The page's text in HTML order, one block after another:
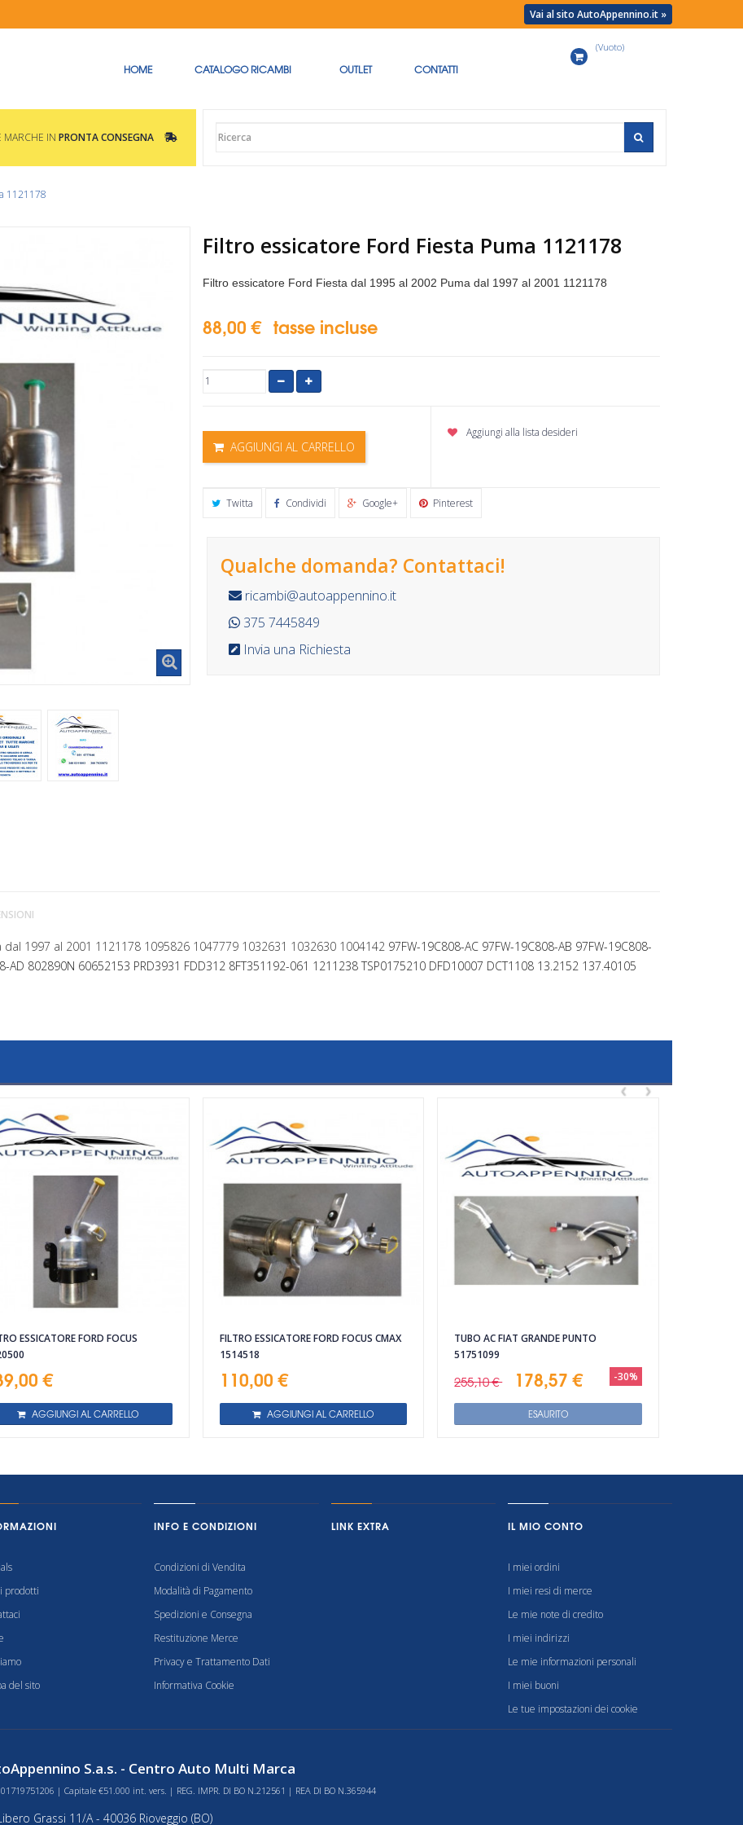
Vai al sito AutoAppennino.it »
HOME CATALOGO RICAMBI OUTLET CONTATTI
(Vuoto)
MARCHE IN PRONTA CONSEGNA
1121178
Filtro essicatore Ford Fiesta Puma 1121178
Filtro essicatore Ford Fiesta dal 1995 al 2002 Puma dal 1997 al 2001 1121178
88,00 € tasse incluse
AGGIUNGI AL CARRELLO
Aggiungi alla lista desideri
Twitta Condividi Google+ Pinterest
Qualche domanda? Contattaci!
ricambi@autoappennino.it
375 7445849
Invia una Richiesta
1997 al 2001 1121178 1095826 1047779 1032631 1032630 1004142 97FW-19C808-AC 97FW-19C808-AB 97FW-19C808-
AD 802890N 60652153 PRD3931 FDD312 8FT351192-061 1211238 TSP0175210 DFD10007 DCT1108 13.2152 137.40105
‹ ›
ESSICATORE FORD FOCUS
€
AGGIUNGI AL CARRELLO
FILTRO ESSICATORE FORD FOCUS CMAX
1514518
110,00 €
AGGIUNGI AL CARRELLO
TUBO AC FIAT GRANDE PUNTO
51751099
255,10 € 178,57 € -30%
ESAURITO
prodotti
del sito
INFO E CONDIZIONI
Condizioni di Vendita
Modalità di Pagamento
Spedizioni e Consegna
Restituzione Merce
Privacy e Trattamento Dati
Informativa Cookie
LINK EXTRA IL MIO CONTO
I miei ordini
I miei resi di merce
Le mie note di credito
I miei indirizzi
Le mie informazioni personali
I miei buoni
Le tue impostazioni dei cookie
S.a.s. - Centro Auto Multi Marca
01719751206 | Capitale €51.000 int. vers. | REG. IMPR. DI BO N.212561 | REA DI BO N.365944
Grassi 11/A - 40036 Rioveggio (BO)